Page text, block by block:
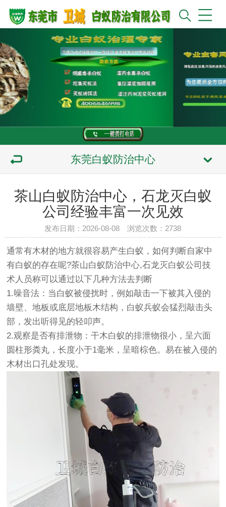
东莞白蚁防治中心
茶山白蚁防治中心，石龙灭白蚁
公司经验丰富一次见效
发布日期：2026-08-08 浏览次数： 2738
通常有木材的地方就很容易产生白蚁，如何判断自家中
有白蚁的存在呢?茶山白蚁防治中心,石龙灭白蚁公司技
术人员称可以通过以下几种方法去判断
1.噪音法：当白蚁被侵扰时，例如敲击一下被其入侵的
墙壁、地板或底层地板木结构，白蚁兵蚁会猛烈敲击头
部，发出听得见的轻叩声。
2.观察是否有排泄物：干木白蚁的排泄物很小，呈六面
圆柱形粪丸，长度小于1毫米，呈暗棕色。易在被入侵的
木材出口孔处发现。